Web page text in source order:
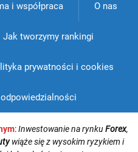
i współpraca O nas
Jak tworzymy rankingi
prywatności i cookies
odpowiedzialności
:Inwestowanie na rynkuForex,
wiąże się z wysokim ryzykiem i